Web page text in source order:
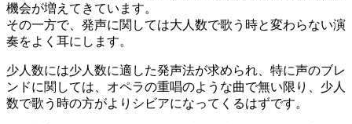
機会が増えてきています。
その一方で、発声に関しては大人数で歌う時と変わらない演
奏をよく耳にします。
少人数には少人数に適した発声法が求められ、特に声のブレ
ンドに関しては、オペラの重唱のような曲で無い限り、少人
数で歌う時の方がよりシビアになってくるはずです。